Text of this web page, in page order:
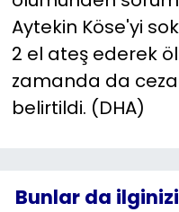
Aytekin Köse'yi
2 el ateş ederek
zamanda da
belirtildi. (DHA)
Bunlar da